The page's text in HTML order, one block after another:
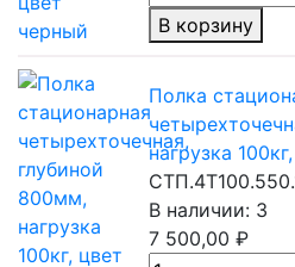
В корзину
Полка
нагрузка
В наличии: 3
7 500,00 ₽